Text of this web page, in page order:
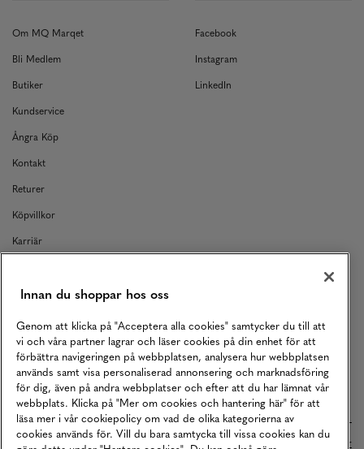
Om MQ Marqet
Bli Medlem
Butiker
Kundservice
Ångra Köp
Kontakt
Returer
Köpvillkor
Karriär
Våra Tjänster
Studentrabatt
B2B
Tillgänglighetsredogörelse
Facebook
Instagram
LinkedIn
Betalningar online sköts i samarbete med Klarna. Läs mer här
Innan du shoppar hos oss
Genom att klicka på "Acceptera alla cookies" samtycker du till att
vi och våra partner lagrar och läser cookies på din enhet för att
förbättra navigeringen på webbplatsen, analysera hur webbplatsen
används samt visa personaliserad annonsering och marknadsföring
för dig, även på andra webbplatser och efter att du har lämnat vår
webbplats. Klicka på "Mer om cookies och hantering här" för att
läsa mer i vår cookiepolicy om vad de olika kategorierna av
cookies används för. Vill du bara samtycka till vissa cookies kan du